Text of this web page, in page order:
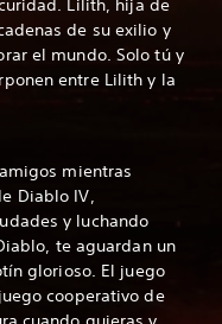
Lilith, hija de
de su exilio y
el mundo. Solo tú y
entre Lilith y la
mientras
Diablo IV,
y luchando
te aguardan un
glorioso. El juego
cooperativo de